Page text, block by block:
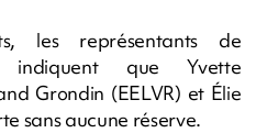
les représentants de
indiquent que Yvette
Grondin (EELVR) et Élie
sans aucune réserve.